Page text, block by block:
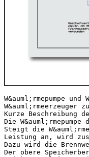
W&auml;rmepumpe
W&auml;rmeerzeuger
Kurze Beschreibung
Die
Steigt die
Leistung an, wird
Dazu wird die
Der obere